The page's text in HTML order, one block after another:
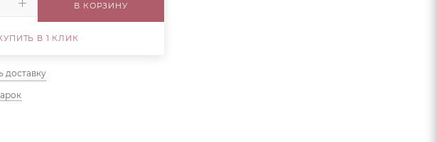
В КОРЗИНУ
В 1 КЛИК
доставку